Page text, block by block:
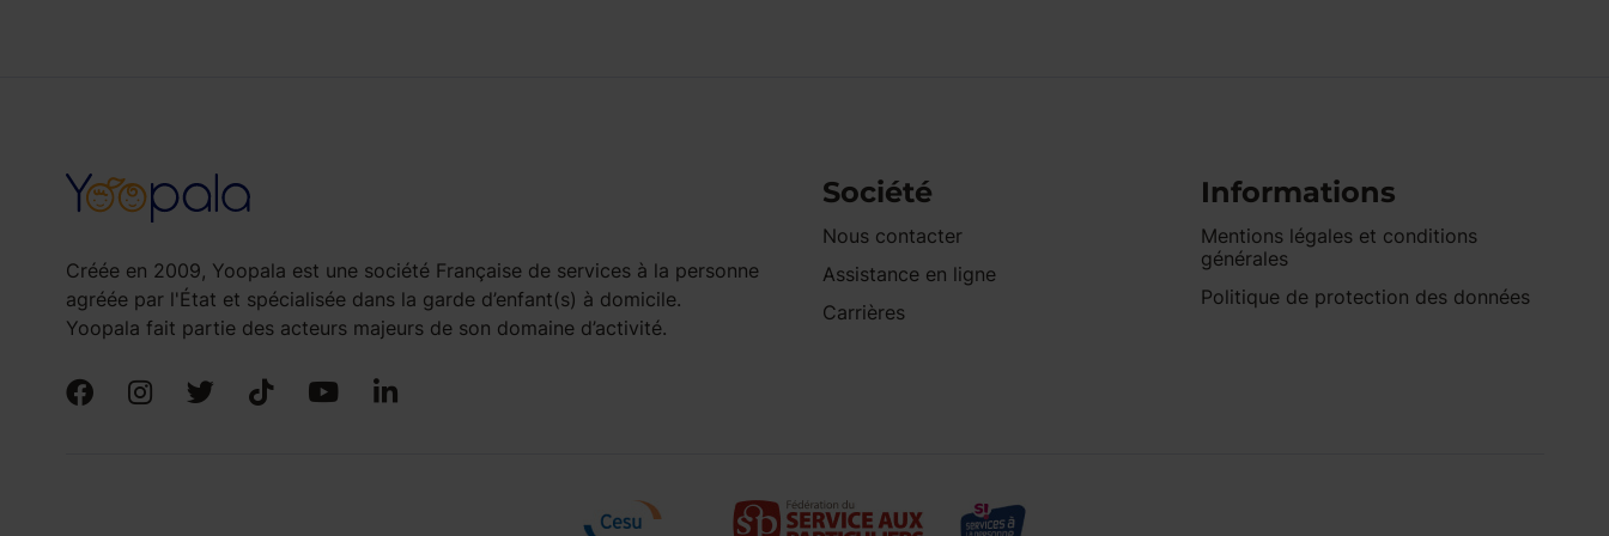
Créée en 2009, Yoopala est une société Française de services à la personne
agréée par l'État et spécialisée dans la garde d’enfant(s) à domicile.
Yoopala fait partie des acteurs majeurs de son domaine d’activité.
Société
Nous contacter
Assistance en ligne
Carrières
Informations
Mentions légales et conditions
générales
Politique de protection des données